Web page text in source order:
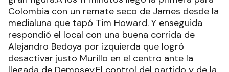
Colombia con un remate seco de James desde la
medialuna que tapó Tim Howard. Y enseguida
respondió el local con una buena corrida de
Alejandro Bedoya por izquierda que logró
desactivar justo Murillo en el centro ante la